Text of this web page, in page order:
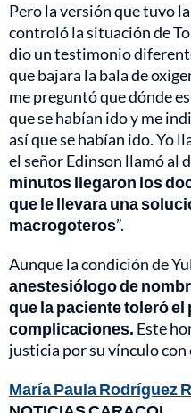
Pero la versión que tuvo
controló la situación de
dio un testimonio
que bajara la bala de
me preguntó que dónde
que se habían ido y me
así que se habían ido. Yo
el señor Edinson llamó al
minutos llegaron los
que le llevara una
macrogoteros”.
Aunque la condición de
anestesiólogo de
que la paciente toleró
complicaciones. Este
justicia por su vínculo con
María Paula Rodríguez